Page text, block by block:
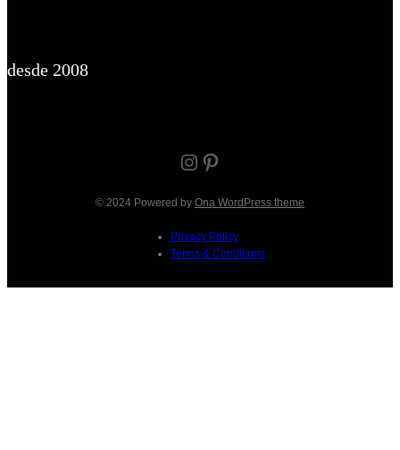
desde 2008
Instagram Pinterest
© 2024 Powered by Ona WordPress theme
Privacy Policy
Terms & Conditions